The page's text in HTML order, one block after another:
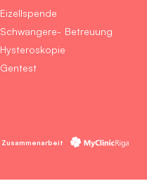
Eizellspende
Schwangere- Betreuung
Hysteroskopie
Gentest
Zusammenarbeit